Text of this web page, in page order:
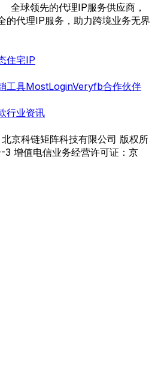
全球领先的代理IP服务供应商，
的代理IP服务，助力跨境业务无界
住宅IP
工具MostLoginVeryfb合作伙伴
行业资讯
京科链矩阵科技有限公司 版权所
增值电信业务经营许可证：京